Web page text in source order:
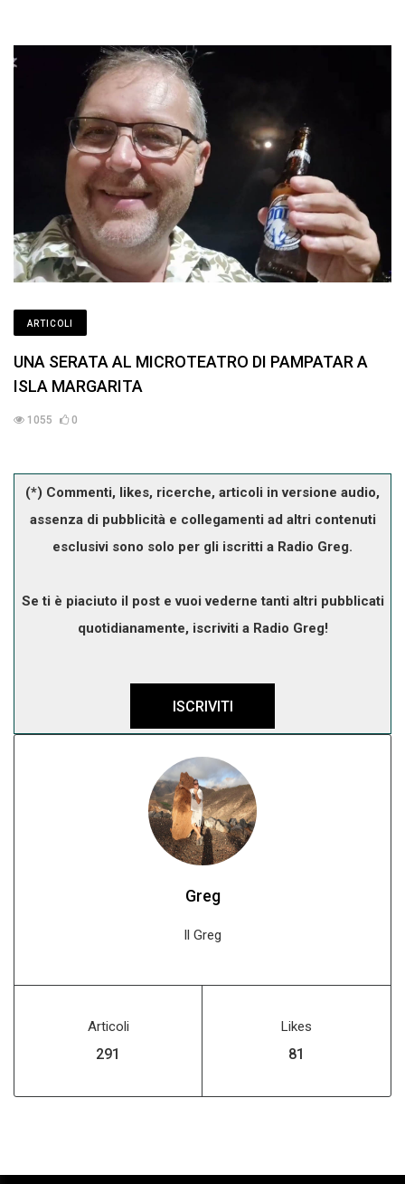
ARTICOLI
UNA SERATA AL MICROTEATRO DI PAMPATAR A
ISLA MARGARITA
1055 0
(*) Commenti, likes, ricerche, articoli in versione audio,
assenza di pubblicità e collegamenti ad altri contenuti
esclusivi sono solo per gli iscritti a Radio Greg.
Se ti è piaciuto il post e vuoi vederne tanti altri pubblicati
quotidianamente, iscriviti a Radio Greg!
ISCRIVITI
Greg
Il Greg
Articoli
325
Likes
90